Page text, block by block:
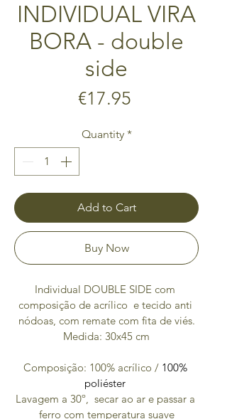
INDIVIDUAL VIRA
BORA - double
side
€17.95
Quantity *
Add to Cart
Buy Now
Individual DOUBLE SIDE com
composição de acrílico  e tecido anti
nódoas, com remate com fita de viés.
Medida: 30x45 cm
Composição: 100% acrílico / 100%
poliéster
Lavagem a 30º,  secar ao ar e passar a
ferro com temperatura suave